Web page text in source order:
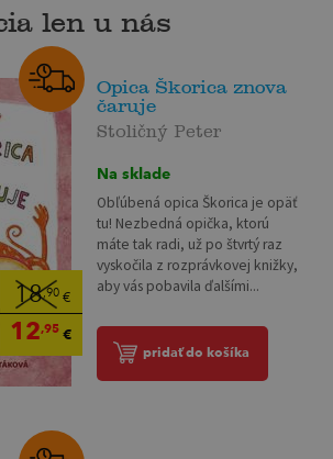
len u nás
18,90€
12,95€
Opica Škorica znova
čaruje
Stoličný Peter
Na sklade
Obľúbená opica Škorica je opäť
tu! Nezbedná opička, ktorú
máte tak radi, už po štvrtý raz
vyskočila z rozprávkovej knižky,
aby vás pobavila ďalšími...
pridať do košíka